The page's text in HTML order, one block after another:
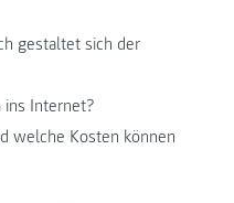
gestaltet sich der
ins Internet?
welche Kosten können